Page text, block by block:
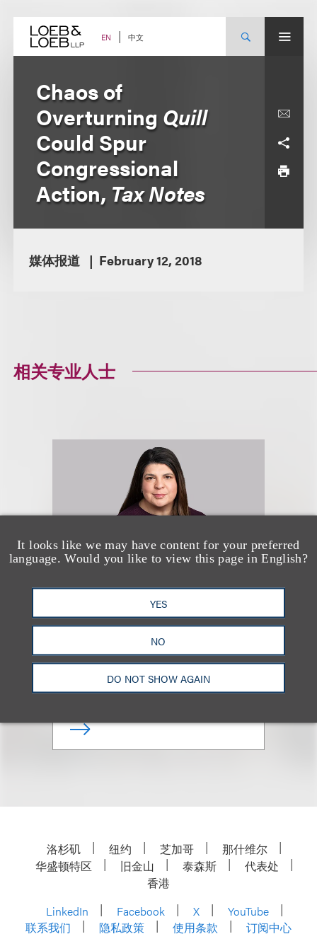
content EN 中文
It looks like we may have content for your preferred
language. Would you like to view this page in English?
YES
NO
DO NOT SHOW AGAIN
Chaos of
Overturning Quill
Could Spur
Congressional
Action, Tax Notes
媒体报道 February 12, 2018
相关专业人士
Kelley C. Miller
合伙人
+1.703.988.5104
洛杉矶 纽约 芝加哥
那什维尔
华盛顿特区
旧金山 泰森斯
代表处
香港
LinkedIn
Facebook X
YouTube
联系我们
隐私政策 使用条款 订阅中心